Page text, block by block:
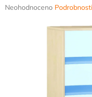
Průměrné
Neohodnoceno